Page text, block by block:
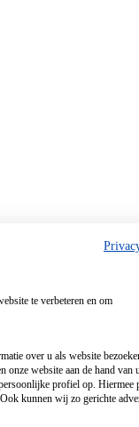
te verbeteren en om
over u als website
website aan de hand van
profiel op. Hiermee
kunnen wij zo gerichte